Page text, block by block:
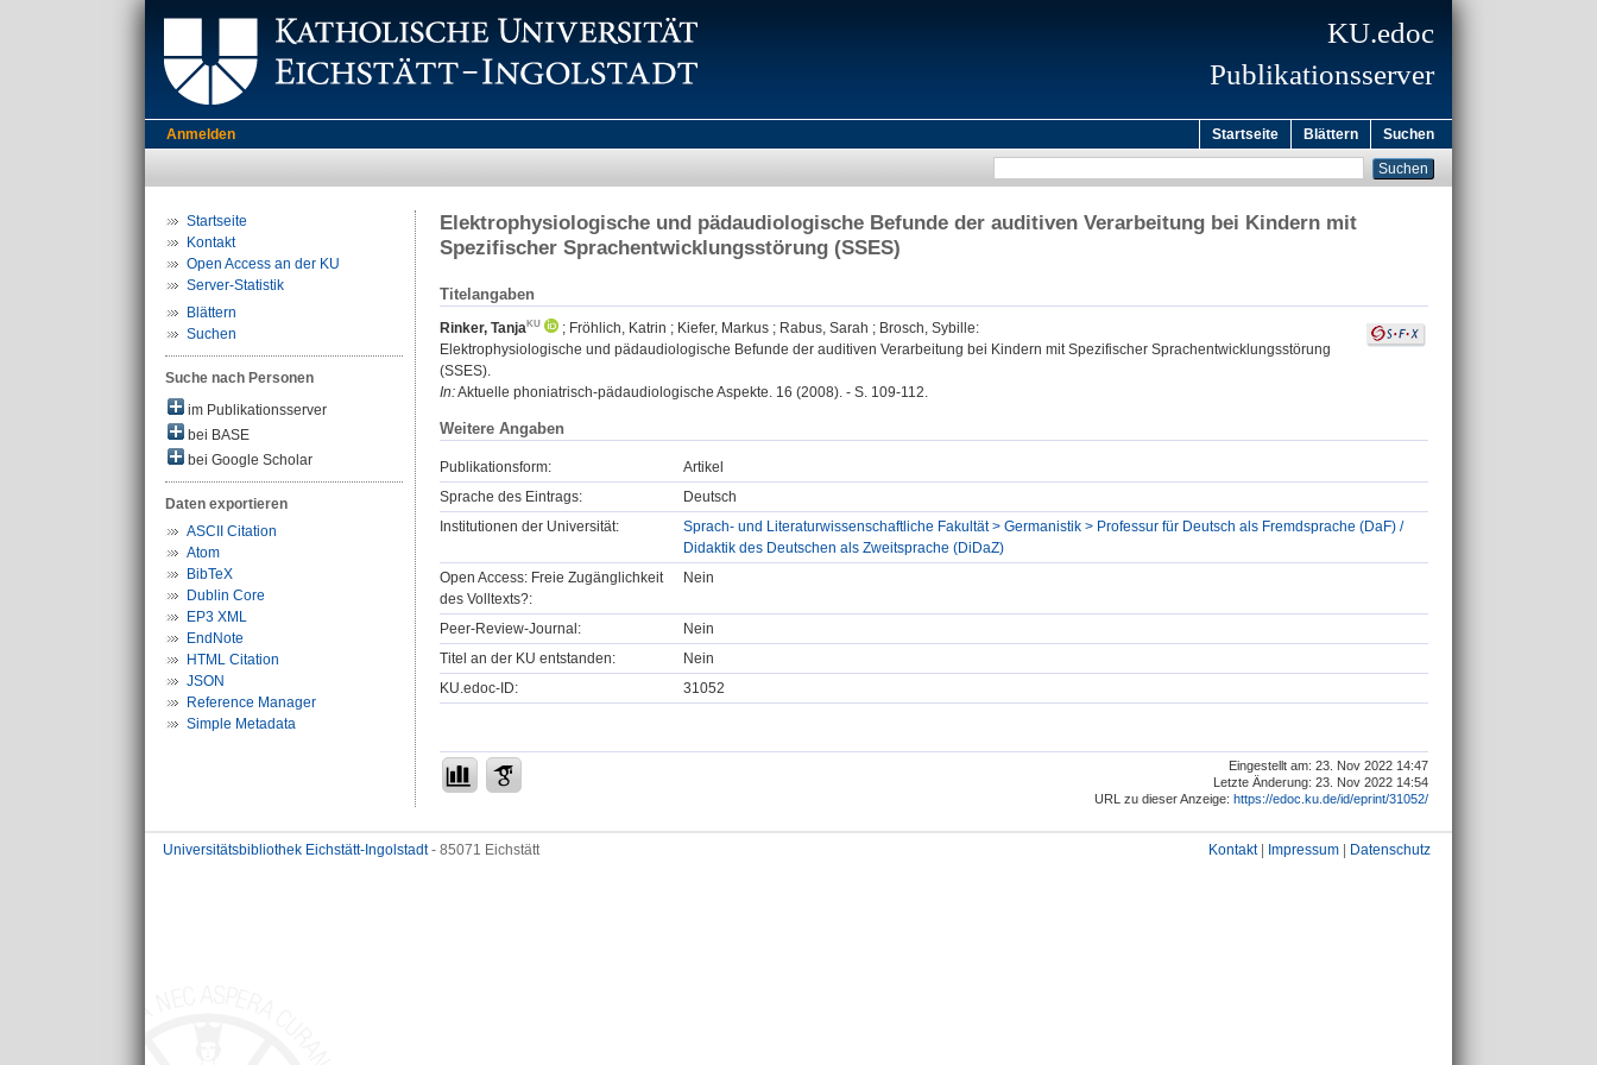
KU.edoc
Publikationsserver
Anmelden Startseite Blättern Suchen
Startseite
Kontakt
Open Access an der KU
Server-Statistik
Blättern
Suchen
Suche nach Personen
im Publikationsserver
bei BASE
bei Google Scholar
Daten exportieren
ASCII Citation
Atom
BibTeX
Dublin Core
EP3 XML
EndNote
HTML Citation
JSON
Reference Manager
Simple Metadata
Elektrophysiologische und pädaudiologische Befunde der auditiven Verarbeitung bei Kindern mit
Spezifischer Sprachentwicklungsstörung (SSES)
Titelangaben
Rinker, Tanja ; Fröhlich, Katrin ; Kiefer, Markus ; Rabus, Sarah ; Brosch, Sybille:
Elektrophysiologische und pädaudiologische Befunde der auditiven Verarbeitung bei Kindern mit Spezifischer Sprachentwicklungsstörung
(SSES).
In:Aktuelle phoniatrisch-pädaudiologische Aspekte. 16 (2008). - S. 109-112.
Weitere Angaben
Publikationsform:
Artikel
Sprache des Eintrags:
Deutsch
Institutionen der Universität:
Sprach- und Literaturwissenschaftliche Fakultät > Germanistik > Professur für Deutsch als Fremdsprache (DaF) /
Didaktik des Deutschen als Zweitsprache (DiDaZ)
Open Access: Freie Zugänglichkeit
des Volltexts?:
Nein
Peer-Review-Journal:
Nein
Titel an der KU entstanden:
Nein
KU.edoc-ID:
31052
Eingestellt am: 23. Nov 2022 14:47
Letzte Änderung: 23. Nov 2022 14:54
URL zu dieser Anzeige: https://edoc.ku.de/id/eprint/31052/
Universitätsbibliothek Eichstätt-Ingolstadt- 85071 Eichstätt Kontakt| Impressum Datenschutz